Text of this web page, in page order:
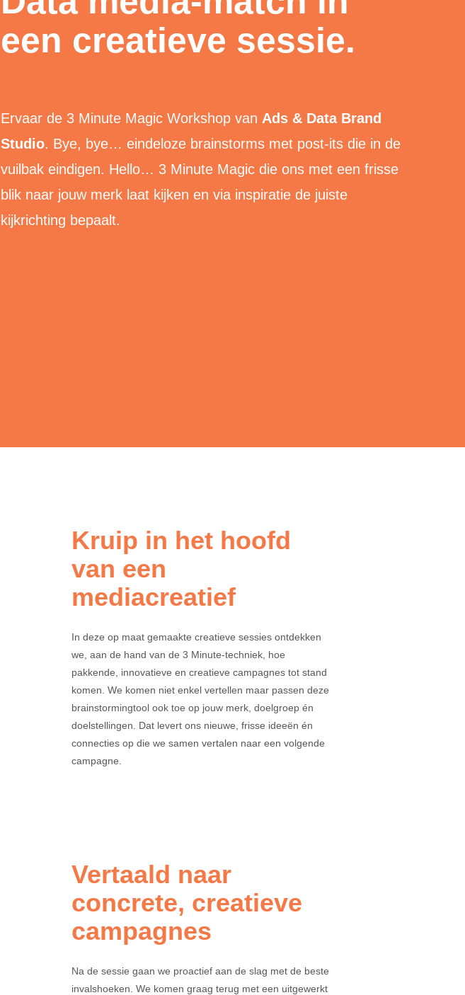
een creatieve sessie.
Ervaar de 3 Minute Magic Workshop van Ads & Data Brand
Studio. Bye, bye… eindeloze brainstorms met post-its die in de
vuilbak eindigen. Hello… 3 Minute Magic die ons met een frisse
blik naar jouw merk laat kijken en via inspiratie de juiste
kijkrichting bepaalt.
Kruip in het hoofd
van een
mediacreatief
In deze op maat gemaakte creatieve sessies ontdekken
we, aan de hand van de 3 Minute-techniek, hoe
pakkende, innovatieve en creatieve campagnes tot stand
komen. We komen niet enkel vertellen maar passen deze
brainstormingtool ook toe op jouw merk, doelgroep én
doelstellingen. Dat levert ons nieuwe, frisse ideeën én
connecties op die we samen vertalen naar een volgende
campagne.
Vertaald naar
concrete, creatieve
campagnes
Na de sessie gaan we proactief aan de slag met de beste
invalshoeken. We komen graag terug met een uitgewerkt